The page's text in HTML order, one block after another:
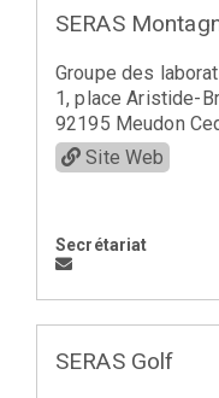
SERAS
Groupe des
1, place Aristide-
92195 Meudon
Site Web
Secrétariat
SERAS Golf